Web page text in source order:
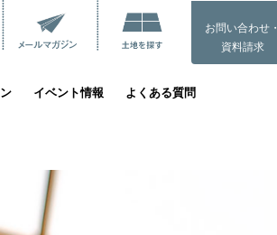
お問い合わせ・
資料請求
イベント情報 よくある質問